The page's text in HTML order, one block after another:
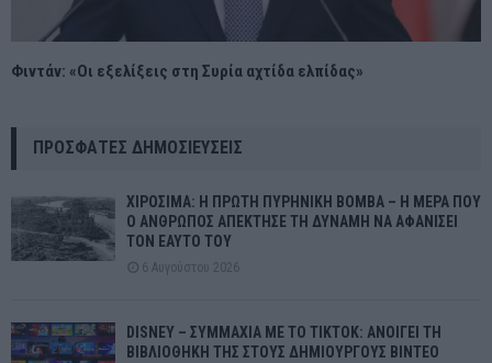
Φιντάν: «Οι εξελίξεις στη Συρία αχτίδα ελπίδας»
ΠΡΌΣΦΑΤΕΣ ΔΗΜΟΣΙΕΎΣΕΙΣ
ΧΙΡΟΣΙΜΑ: Η ΠΡΩΤΗ ΠΥΡΗΝΙΚΗ ΒΟΜΒΑ – Η ΜΕΡΑ ΠΟΥ
Ο ΑΝΘΡΩΠΟΣ ΑΠΕΚΤΗΣΕ ΤΗ ΔΥΝΑΜΗ ΝΑ ΑΦΑΝΙΣΕΙ
ΤΟΝ ΕΑΥΤΟ ΤΟΥ
6 Αυγούστου 2026
DISNEY – ΣΥΜΜΑΧΙΑ ΜΕ ΤΟ TIKTOK: ΑΝΟΙΓΕΙ ΤΗ
ΒΙΒΛΙΟΘΗΚΗ ΤΗΣ ΣΤΟΥΣ ΔΗΜΙΟΥΡΓΟΥΣ ΒΙΝΤΕΟ